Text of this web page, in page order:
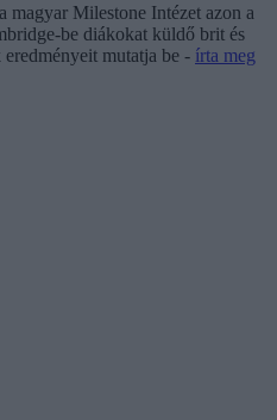
magyar Milestone Intézet azon a
be diákokat küldő brit és
mutatja be - írta meg